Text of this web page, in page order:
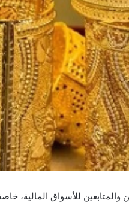
للأسواق المالية،